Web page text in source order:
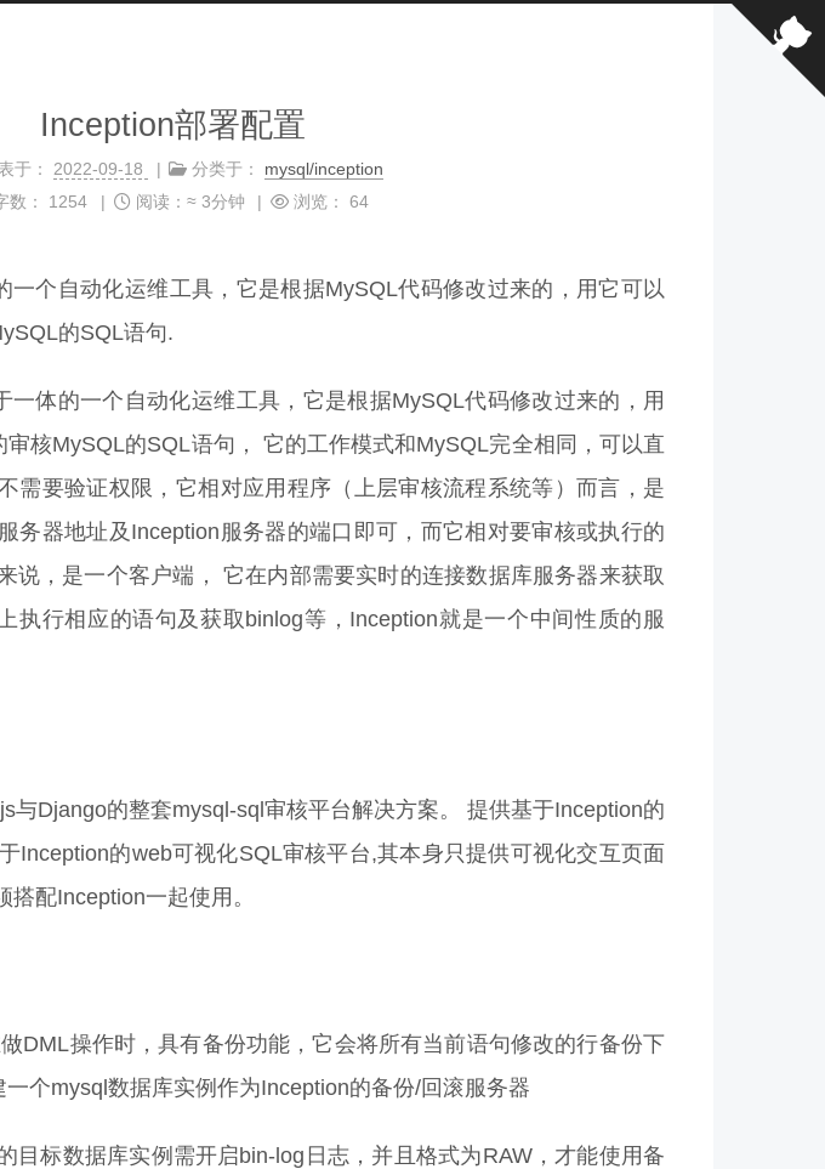
Inception部署配置
于： 2022-09-18 分类于： mysql/inception
数：
1254 阅读：≈ 3分钟 浏览： 64
一个自动化运维工具，它是根据MySQL代码修改过来的，用它可以
的SQL语句.
一体的一个自动化运维工具，它是根据MySQL代码修改过来的，用
核MySQL的SQL语句， 它的工作模式和MySQL完全相同，可以直
需要验证权限，它相对应用程序（上层审核流程系统等）而言，是
务器地址及Inception服务器的端口即可，而它相对要审核或执行的
说，是一个客户端， 它在内部需要实时的连接数据库服务器来获取
执行相应的语句及获取binlog等，Inception就是一个中间性质的服
与Django的整套mysql-sql审核平台解决方案。 提供基于Inception的
Inception的web可视化SQL审核平台,其本身只提供可视化交互页面
配Inception一起使用。
DML操作时，具有备份功能，它会将所有当前语句修改的行备份下
个mysql数据库实例作为Inception的备份/回滚服务器
目标数据库实例需开启bin-log日志，并且格式为RAW，才能使用备